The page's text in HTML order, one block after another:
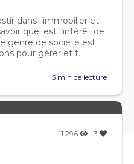
dans l’immobilier et
quel est l’intérêt de
genre de société est
pour gérer et t...
5 min de lecture
11 296 | 3